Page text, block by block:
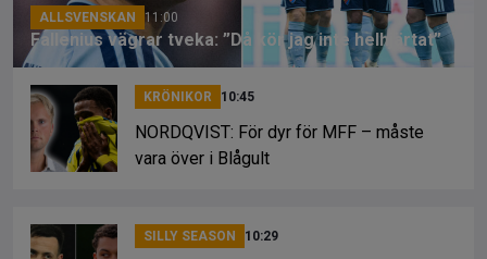
ALLSVENSKAN 11:00
Fallenius vägrar tveka: ”Då kör jag inte helhjärtat”
KRÖNIKOR 10:45
NORDQVIST: För dyr för MFF – måste
vara över i Blågult
SILLY SEASON 10:29